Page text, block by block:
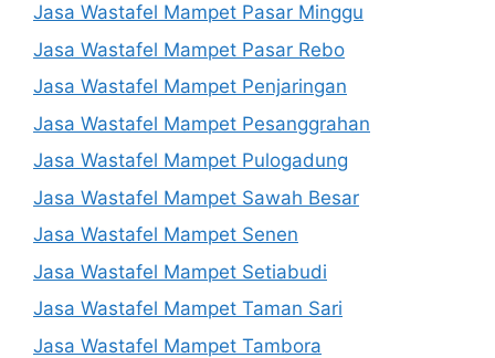
Jasa Wastafel Mampet Pasar Minggu
Jasa Wastafel Mampet Pasar Rebo
Jasa Wastafel Mampet Penjaringan
Jasa Wastafel Mampet Pesanggrahan
Jasa Wastafel Mampet Pulogadung
Jasa Wastafel Mampet Sawah Besar
Jasa Wastafel Mampet Senen
Jasa Wastafel Mampet Setiabudi
Jasa Wastafel Mampet Taman Sari
Jasa Wastafel Mampet Tambora